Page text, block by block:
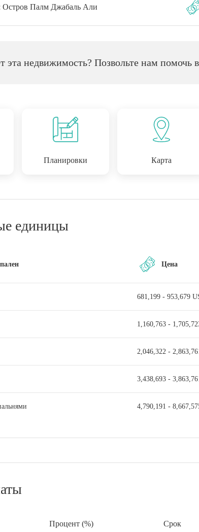
к шоссе шейха Заеда, району Дубай Марина и
пристаням для яхт
для инвестиций в развивающийся
ландшафт Дубая
эксклюзивном районе.
Остров Палм Джабаль Али
эта недвижимость? Позвольте нам помочь
Планировки Карта
единицы
Цена
681,199 - 953,679
1,160,763 -
2,046,322 -
3,438,693 -
4,790,191 -
Процент (%) Срок